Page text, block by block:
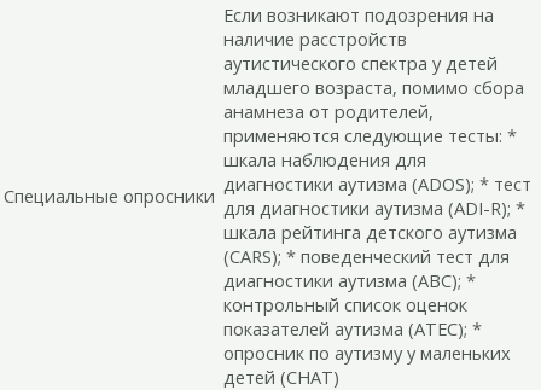
Специальные опросники
Если возникают подозрения на
наличие расстройств
аутистического спектра у детей
младшего возраста, помимо сбора
анамнеза от родителей,
применяются следующие тесты: *
шкала наблюдения для
диагностики аутизма (ADOS); * тест
для диагностики аутизма (ADI-R); *
шкала рейтинга детского аутизма
(CARS); * поведенческий тест для
диагностики аутизма (ABC); *
контрольный список оценок
показателей аутизма (ATEC); *
опросник по аутизму у маленьких
детей (CHAT)